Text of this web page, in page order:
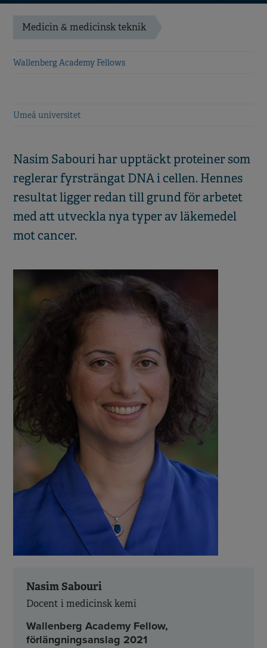
Medicin & medicinsk teknik
Wallenberg Academy Fellows
Umeå universitet
Nasim Sabouri har upptäckt proteiner som
reglerar fyrsträngat DNA i cellen. Hennes
resultat ligger redan till grund för arbetet
med att utveckla nya typer av läkemedel
mot cancer.
Nasim Sabouri
Docent i medicinsk kemi
Wallenberg Academy Fellow,
förlängningsanslag 2021